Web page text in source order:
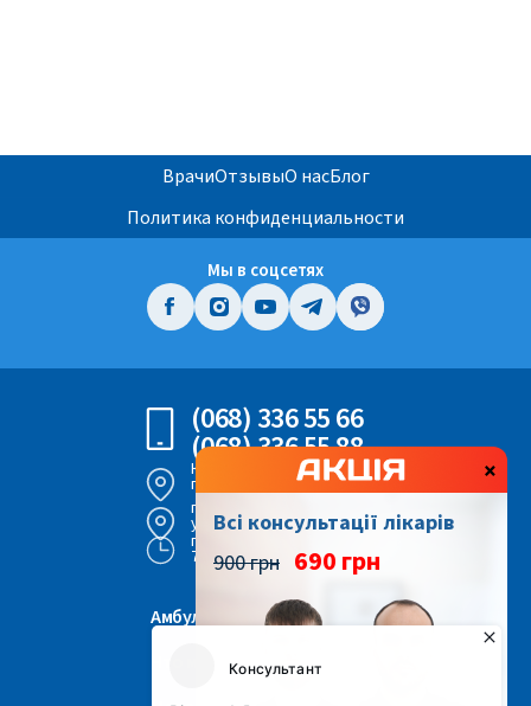
ВрачиОтзывыО насБлог
Политика конфиденциальности
Мы в соцсетях
(068) 336 55 66
(068) 336 55 88
Киев,
просп. Воздушных Сил 56
г. Киев,
ул. Героев Днепра 43
пн - вс
7:00 - 22:00
Амбулаторная хирургия
Что мы лечим
Всі консультації лікарів
900 грн 690 грн
×